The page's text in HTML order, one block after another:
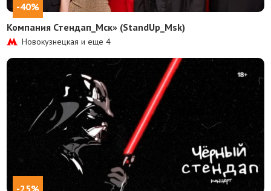
-40%
Компания Стендап_Мск» (StandUp_Msk)
Новокузнецкая и еще4
-25%